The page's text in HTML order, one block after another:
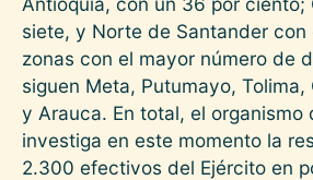
siete, y Norte de Santander con
zonas con el mayor número de
siguen Meta, Putumayo, Tolima,
y Arauca. En total, el organismo
investiga en este momento la
2.300 efectivos del Ejército en